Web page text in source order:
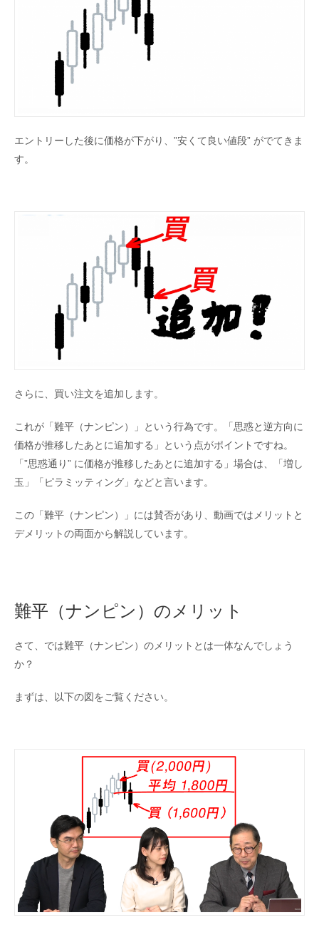
エントリーした後に価格が下がり、”安くて良い値段” がでてきま
す。
さらに、買い注文を追加します。
これが「難平（ナンピン）」という行為です。「思惑と逆方向に
価格が推移したあとに追加する」という点がポイントですね。
「”思惑通り” に価格が推移したあとに追加する」場合は、「増し
玉」「ピラミッティング」などと言います。
この「難平（ナンピン）」には賛否があり、動画ではメリットと
デメリットの両面から解説しています。
難平（ナンピン）のメリット
さて、では難平（ナンピン）のメリットとは一体なんでしょう
か？
まずは、以下の図をご覧ください。